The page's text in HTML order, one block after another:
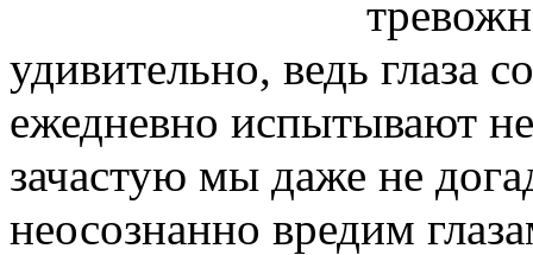
удивительно, ведь глаза
ежедневно испытывают
зачастую мы даже не
неосознанно вредим